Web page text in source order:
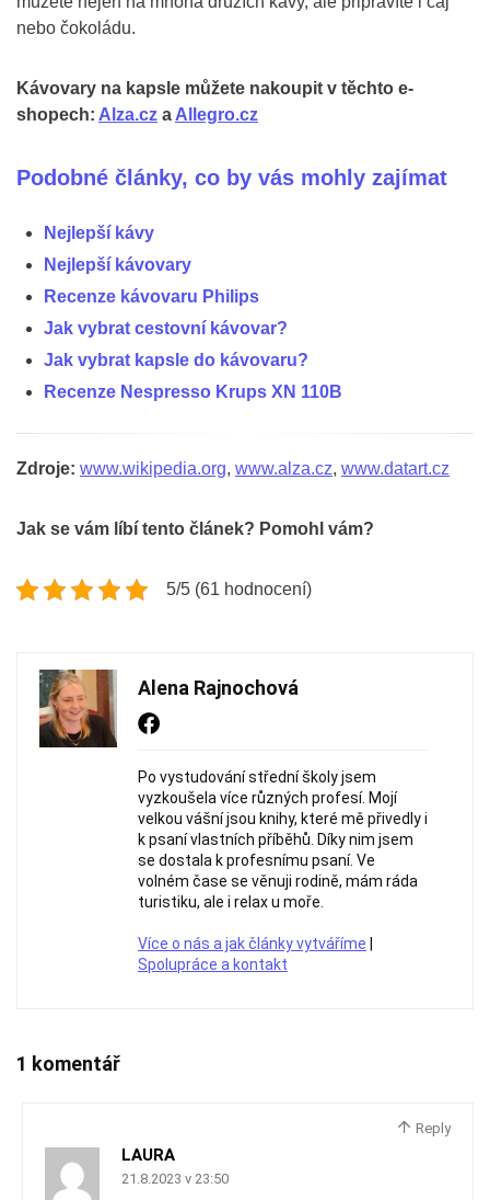
nebo čokoládu.
Kávovary na kapsle můžete nakoupit v těchto e-
shopech: Alza.cz a Allegro.cz
Podobné články, co by vás mohly zajímat
Nejlepší kávy
Nejlepší kávovary
Recenze kávovaru Philips
Jak vybrat cestovní kávovar?
Jak vybrat kapsle do kávovaru?
Recenze Nespresso Krups XN 110B
Zdroje: www.wikipedia.org, www.alza.cz, www.datart.cz
Jak se vám líbí tento článek? Pomohl vám?
5/5 (61 hodnocení)
Alena Rajnochová
Po vystudování střední školy jsem
vyzkoušela více různých profesí. Mojí
velkou vášní jsou knihy, které mě přivedly i
k psaní vlastních příběhů. Díky nim jsem
se dostala k profesnímu psaní. Ve
volném čase se věnuji rodině, mám ráda
turistiku, ale i relax u moře.
Více o nás a jak články vytváříme
Spolupráce a kontakt
1 komentář
Reply
LAURA
21.8.2023 v 23:50